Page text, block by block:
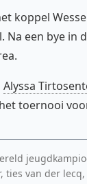
koppel
Na een bye in
Alyssa
toernooi
ties van der